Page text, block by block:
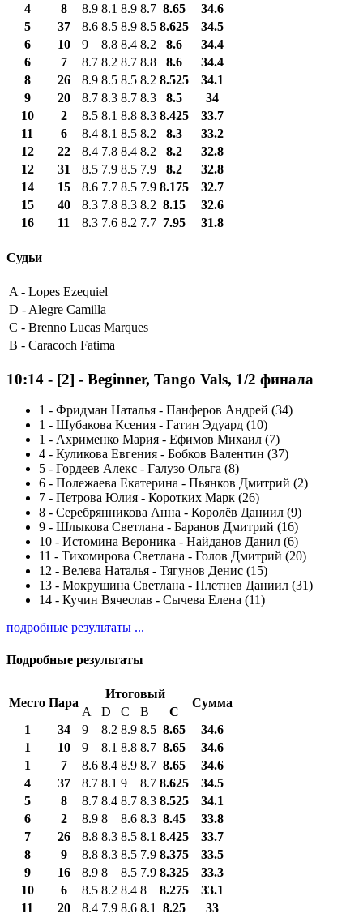
4
8 8.9 8.1 8.9 8.7 8.65
34.6
5
37 8.6 8.5 8.9 8.5 8.625
34.5
6
10 9 8.8 8.4 8.2 8.6
34.4
6
7 8.7 8.2 8.7 8.8 8.6
34.4
8
26 8.9 8.5 8.5 8.2 8.525
34.1
9
20 8.7 8.3 8.7 8.3 8.5
34
10
2 8.5 8.1 8.8 8.3 8.425
33.7
11
6 8.4 8.1 8.5 8.2 8.3
33.2
12
22 8.4 7.8 8.4 8.2 8.2
32.8
12
31 8.5 7.9 8.5 7.9 8.2
32.8
14
15 8.6 7.7 8.5 7.9 8.175
32.7
15
40 8.3 7.8 8.3 8.2 8.15
32.6
16
11 8.3 7.6 8.2 7.7 7.95 31.8
Судьи
A - Lopes Ezequiel
D - Alegre Camilla
C - Brenno Lucas Marques
B - Caracoch Fatima
10:14 - [2] - Beginner, Tango Vals, 1/2 финала
1 - Фридман Наталья - Панферов Андрей (34)
1 - Шубакова Ксения - Гатин Эдуард (10)
1 - Ахрименко Мария - Ефимов Михаил (7)
4 - Куликова Евгения - Бобков Валентин (37)
5 - Гордеев Алекс - Галузо Ольга (8)
6 - Полежаева Екатерина - Пьянков Дмитрий (2)
7 - Петрова Юлия - Коротких Марк (26)
8 - Серебрянникова Анна - Королёв Даниил (9)
9 - Шлыкова Светлана - Баранов Дмитрий (16)
10 - Истомина Вероника - Найданов Данил (6)
11 - Тихомирова Светлана - Голов Дмитрий (20)
12 - Велева Наталья - Тягунов Денис (15)
13 - Мокрушина Светлана - Плетнев Даниил (31)
14 - Кучин Вячеслав - Сычева Елена (11)
подробные результаты ...
Подробные результаты
Место Пара
Итоговый
Сумма
A D C B
С
1
34 9 8.2 8.9 8.5 8.65
34.6
1
10 9 8.1 8.8 8.7 8.65
34.6
1
7 8.6 8.4 8.9 8.7 8.65
34.6
4
37 8.7 8.1 9 8.7 8.625
34.5
5
8 8.7 8.4 8.7 8.3 8.525
34.1
6
2 8.9 8 8.6 8.3 8.45
33.8
7
26 8.8 8.3 8.5 8.1 8.425
33.7
8
9 8.8 8.3 8.5 7.9 8.375
33.5
9
16 8.9 8 8.5 7.9 8.325
33.3
10
6 8.5 8.2 8.4 8 8.275
33.1
11
20 8.4 7.9 8.6 8.1 8.25
33